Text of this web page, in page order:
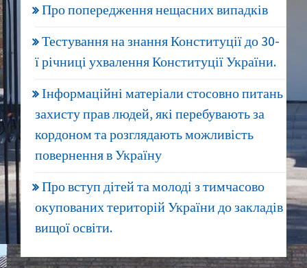
Про попередження нещасних випадків
Тестування на знання Конституції до 30-
ї річниці ухвалення Конституції України.
Інформаційні матеріали стосовно питань
захисту прав людей, які перебувають за
кордоном та розглядають можливість
повернення в Україну
Про вступ дітей та молоді з тимчасово
окупованих територій України до закладів
вищої освіти.